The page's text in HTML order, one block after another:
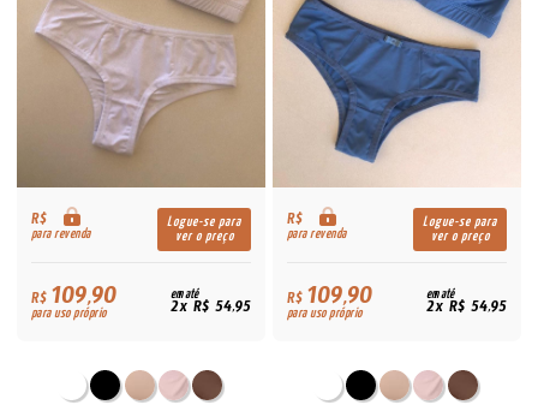
R$
para revenda
Logue-se para
ver o preço
R$109,90
para uso próprio
em até
2x R$ 54,95
R$
para revenda
Logue-se para
ver o preço
R$109,90
para uso próprio
em até
2x R$ 54,95